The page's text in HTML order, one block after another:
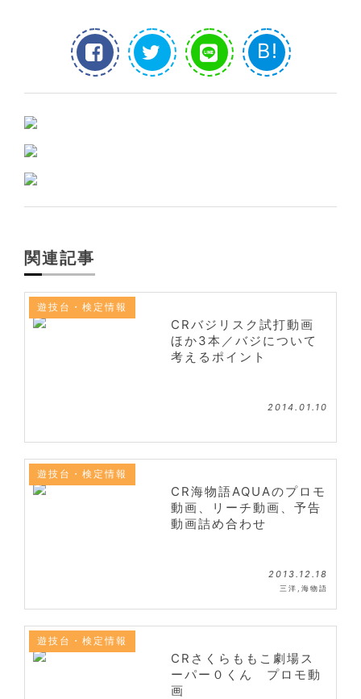
B!
関連記事
遊技台・検定情報
CRバジリスク試打動画
ほか3本／バジについて
考えるポイント
2014.01.10
遊技台・検定情報
CR海物語AQUAのプロモ
動画、リーチ動画、予告
動画詰め合わせ
2013.12.18
三洋 海物語
遊技台・検定情報
CRさくらももこ劇場ス
ーパー０くん プロモ動
画